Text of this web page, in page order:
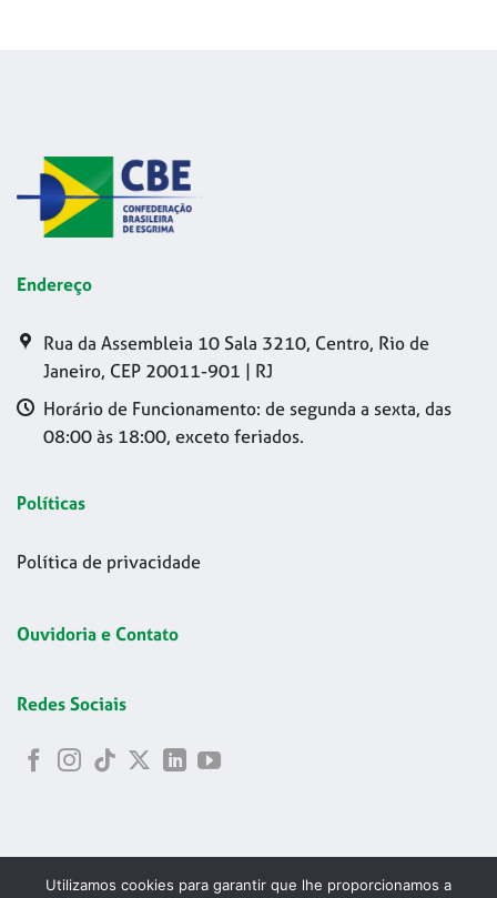
Endereço
Rua da Assembleia 10 Sala 3210, Centro, Rio de
Janeiro, CEP 20011-901 | RJ
Horário de Funcionamento: de segunda a sexta, das
08:00 às 18:00, exceto feriados.
Políticas
Política de privacidade
Ouvidoria e Contato
Redes Sociais
Utilizamos cookies para garantir que lhe proporcionamos a